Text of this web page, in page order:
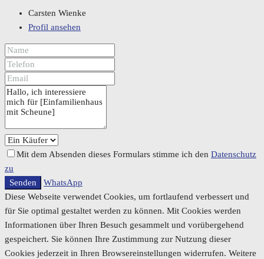
Carsten Wienke
Profil ansehen
Mit dem Absenden dieses Formulars stimme ich den Datenschutz
zu
Senden
WhatsApp
Diese Webseite verwendet Cookies, um fortlaufend verbessert und
für Sie optimal gestaltet werden zu können. Mit Cookies werden
Informationen über Ihren Besuch gesammelt und vorübergehend
gespeichert. Sie können Ihre Zustimmung zur Nutzung dieser
Cookies jederzeit in Ihren Browsereinstellungen widerrufen. Weitere